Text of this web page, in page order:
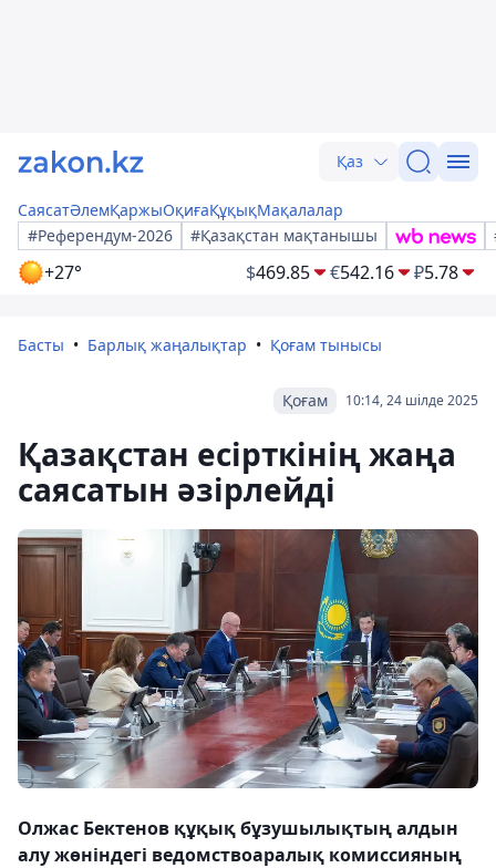
Қаз
СаясатӘлемҚаржыОқиғаҚұқықМақалалар
#Референдум-2026
#Қазақстан мақтанышы
+27° $469.85 €542.16 ₽5.78
Басты Барлық жаңалықтар Қоғам тынысы
10:14, 24 шілде 2025
Қоғам
Қазақстан есірткінің жаңа
саясатын әзірлейді
Олжас Бектенов құқық бұзушылықтың алдын
алу жөніндегі ведомствоаралық комиссияның